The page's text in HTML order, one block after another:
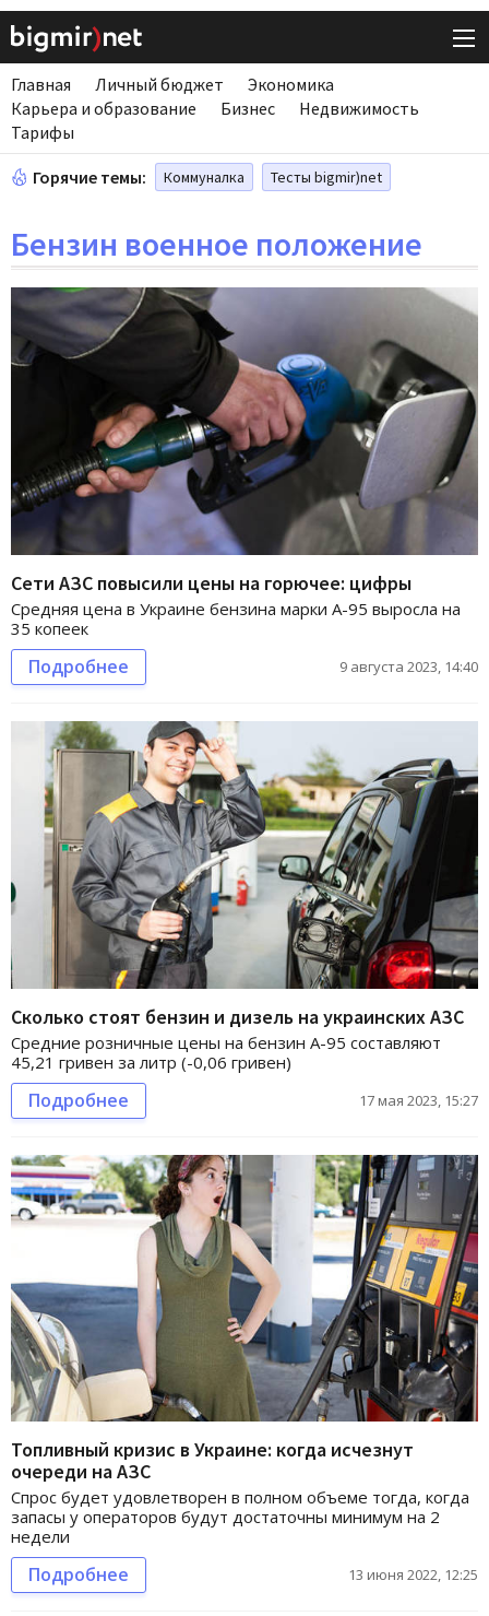
Главная Личный бюджет
Экономика
Карьера и образование
Бизнес
Недвижимость
Тарифы
Горячие темы: Коммуналка Тесты bigmir)net
Бензин военное положение
Сети АЗС повысили цены на горючее: цифры
Средняя цена в Украине бензина марки А-95 выросла на
35 копеек
Подробнее 9 августа 2023, 14:40
Сколько стоят бензин и дизель на украинских АЗС
Средние розничные цены на бензин А-95 составляют
45,21 гривен за литр (-0,06 гривен)
Подробнее 17 мая 2023, 15:27
Топливный кризис в Украине: когда исчезнут
очереди на АЗС
Спрос будет удовлетворен в полном объеме тогда, когда
запасы у операторов будут достаточны минимум на 2
недели
Подробнее 13 июня 2022, 12:25